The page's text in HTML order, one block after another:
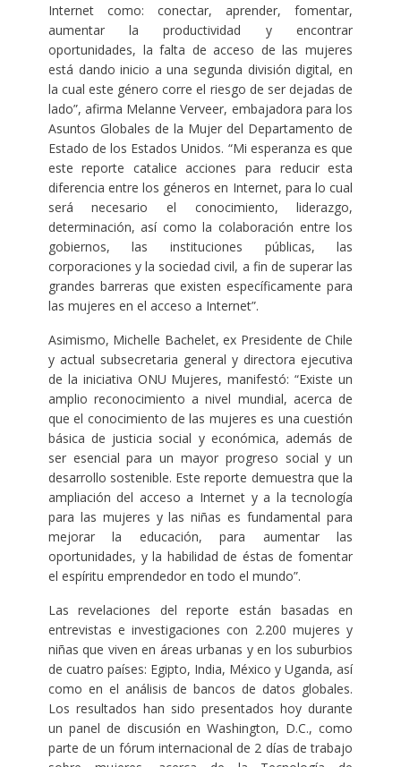
Internet como: conectar, aprender, fomentar,
aumentar la productividad y encontrar
oportunidades, la falta de acceso de las mujeres
está dando inicio a una segunda división digital, en
la cual este género corre el riesgo de ser dejadas de
lado”, afirma Melanne Verveer, embajadora para los
Asuntos Globales de la Mujer del Departamento de
Estado de los Estados Unidos. “Mi esperanza es que
este reporte catalice acciones para reducir esta
diferencia entre los géneros en Internet, para lo cual
será necesario el conocimiento, liderazgo,
determinación, así como la colaboración entre los
gobiernos, las instituciones públicas, las
corporaciones y la sociedad civil, a fin de superar las
grandes barreras que existen específicamente para
las mujeres en el acceso a Internet”.
Asimismo, Michelle Bachelet, ex Presidente de Chile
y actual subsecretaria general y directora ejecutiva
de la iniciativa ONU Mujeres, manifestó: “Existe un
amplio reconocimiento a nivel mundial, acerca de
que el conocimiento de las mujeres es una cuestión
básica de justicia social y económica, además de
ser esencial para un mayor progreso social y un
desarrollo sostenible. Este reporte demuestra que la
ampliación del acceso a Internet y a la tecnología
para las mujeres y las niñas es fundamental para
mejorar la educación, para aumentar las
oportunidades, y la habilidad de éstas de fomentar
el espíritu emprendedor en todo el mundo”.
Las revelaciones del reporte están basadas en
entrevistas e investigaciones con 2.200 mujeres y
niñas que viven en áreas urbanas y en los suburbios
de cuatro países: Egipto, India, México y Uganda, así
como en el análisis de bancos de datos globales.
Los resultados han sido presentados hoy durante
un panel de discusión en Washington, D.C., como
parte de un fórum internacional de 2 días de trabajo